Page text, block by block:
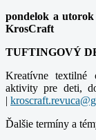
pondelok a utorok
KrosCraft
TUFTINGOVÝ
Kreatívne textilné
aktivity pre deti,
|
Ďalšie termíny a